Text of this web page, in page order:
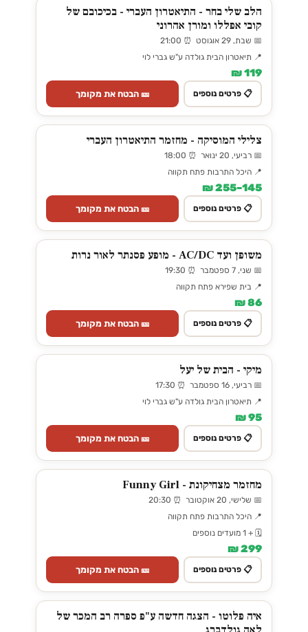
הלב שלי בחר - התיאטרון העברי - בכיכובם של
קובי אפללו ומורן אהרוני
📅 שבת, 29 אוגוסט ⏰ 21:00
📍 תיאטרון הבית גולדה ע"ש גברי לוי
119 ₪
📋 פרטים נוספים 🎫 הבטח את מקומך
צלילי המוסיקה - מחזמר התיאטרון העברי
📅 רביעי, 20 ינואר ⏰ 18:00
📍 היכל התרבות פתח תקווה
145–255 ₪
📋 פרטים נוספים 🎫 הבטח את מקומך
משופן ועד AC/DC - מופע פסנתר לאור נרות
📅 שני, 7 ספטמבר ⏰ 19:30
📍 בית שפירא פתח תקווה
86 ₪
📋 פרטים נוספים 🎫 הבטח את מקומך
מיקי - הבית של יעל
📅 רביעי, 16 ספטמבר ⏰ 17:30
📍 תיאטרון הבית גולדה ע"ש גברי לוי
95 ₪
📋 פרטים נוספים 🎫 הבטח את מקומך
מחזמר מצחיקונת - Funny Girl
📅 שלישי, 20 אוקטובר ⏰ 20:30
📍 היכל התרבות פתח תקווה
🗓️ + 1 מועדים נוספים
299 ₪
📋 פרטים נוספים 🎫 הבטח את מקומך
איה פלוטו - הצגה חדשה ע"פ ספרה רב המכר של